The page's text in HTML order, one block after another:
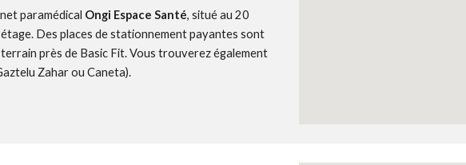
paramédical Ongi Espace Santé, situé au 20
étage. Des places de stationnement payantes sont
près de Basic Fit. Vous trouverez également
Zahar ou Caneta).